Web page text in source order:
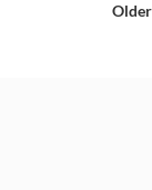
Older